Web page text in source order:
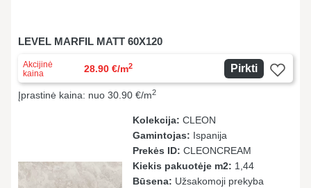
LEVEL MARFIL MATT 60X120
Akcijinė
kaina
28.90 €/m2 Pirkti
Įprastinė kaina: nuo 30.90 €/m2
Kolekcija: CLEON
Gamintojas: Ispanija
Prekės ID: CLEONCREAM
Kiekis pakuotėje m2: 1,44
Būsena: Užsakomoji prekyba